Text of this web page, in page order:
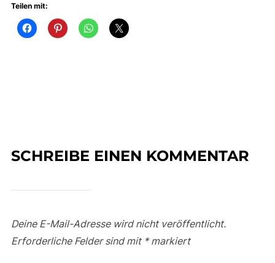
Teilen mit:
SCHREIBE EINEN KOMMENTAR
Deine E-Mail-Adresse wird nicht veröffentlicht.
Erforderliche Felder sind mit *markiert